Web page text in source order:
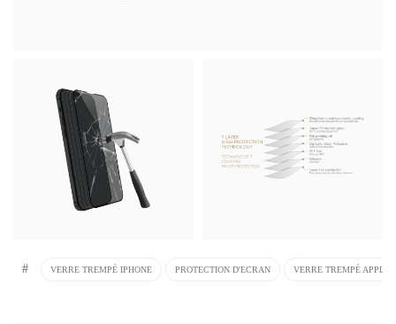
# VERRE TREMPÉ IPHONE PROTECTION D'ECRAN VERRE TREMPÉ APPLE